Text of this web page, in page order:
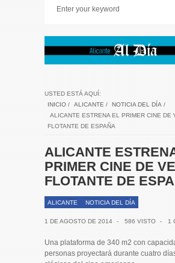
USTED ESTÁ AQUÍ:
INICIO / ALICANTE / NOTICIA DEL DÍA /
ALICANTE ESTRENA EL PRIMER CINE DE
FLOTANTE DE ESPAÑA
ALICANTE
PRIMER CINE DE
FLOTANTE DE
ALICANTE NOTICIA DEL DÍA
1 DE AGOSTO DE 2014 - 586 VISTO - 1
Una plataforma de 340 m2 con
personas proyectará durante cuatro